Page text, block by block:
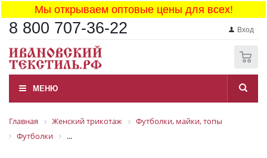
Мы открываем оптовые цены для всех!
8 800 707-36-22 Вход
МЕНЮ
Главная Женский трикотаж
Футболки, майки, топы
Футболки
...